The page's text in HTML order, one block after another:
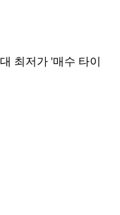
최저가 '매수 타이